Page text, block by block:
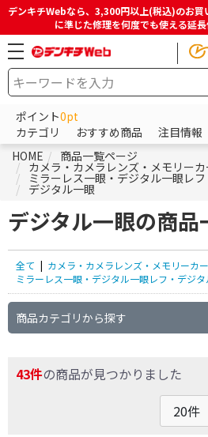
デンキチWebなら、3,300円以上(税込)のお
に準じた修理を何度でも使える延長
ポイント0pt
カテゴリ
おすすめ商品 注目情報
HOME
商品一覧ページ
カメラ・カメラレンズ・メモリーカ
ミラーレス一眼・デジタル一眼レ
デジタル一眼
デジタル一眼の商品
全て | カメラ・カメラレンズ・メモリーカ
ミラーレス一眼・デジタル一眼レフ・デジ
商品カテゴリから探す
43件の商品が見つかりました